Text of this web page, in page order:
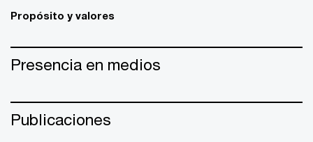
Propósito y valores
Presencia en medios
Publicaciones